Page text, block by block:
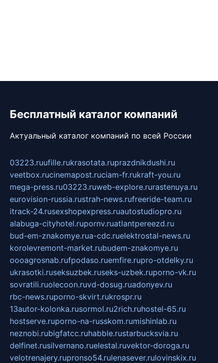
Бесплатный каталог компаний
Актуальный каталог компаний по всей России
03223.ruufille.rukrasotata.ruprazdnikdushi.ru
veetbox.rucinemapost.ruciam-fr.rukraft-you.ru
mega-press.ru03223.ruweb-explore.rurastenuya.ru
eurovision-russia.rustrah-news.rufreeride-team.ru
itrack-24.rusexshopexpress.ruautostudiopro.ru
alabuga-cityhotel.rupornv.ruatlantpereezd.ru
bud-em-znakomye.rua-cdc.ruelektrostal-news.ru
korolevremont-market.rubudem-znakomye.ru
oooagrosnab.rufpodaso.ruemfire.rupro-otdelky.ru
ukrasotki.ruseksuzbek.ruseks-uzbek.ruporno-vk.ru
sovratili.ruolecoon.ruvd-dosug.ruadonyev.ru
rbc-news.ruporno-skvirt.rukrospr.ru
13autor-kolonka.rusormol.ru2rich.ruhostel-65.ru
hostserve.ruporno-na-russkom.rumishinlab.ru
neznobi.rubigfatcc.ruhabble.rustarbucksvia.ru
delfinet.rusilvernano.ruelestal.ruvektor-doroga.ru
velotrenajery.rupronso54.rulenasever.rulovinskix.ru